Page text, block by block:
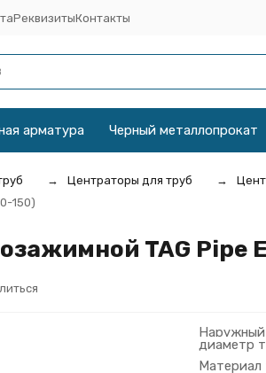
РеквизитыКонтакты
арматура Черный металлопрокат
Центраторы для труб
150)
TAG Pipe
Наружный
диаметр
Материал